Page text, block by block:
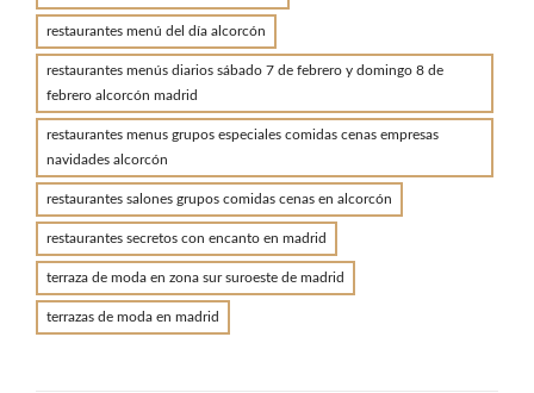
restaurantes menú del día alcorcón
restaurantes menús diarios sábado 7 de febrero y domingo 8 de
febrero alcorcón madrid
restaurantes menus grupos especiales comidas cenas empresas
navidades alcorcón
restaurantes salones grupos comidas cenas en alcorcón
restaurantes secretos con encanto en madrid
terraza de moda en zona sur suroeste de madrid
terrazas de moda en madrid